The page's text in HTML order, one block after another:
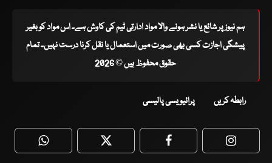
ہم نیوز پر شائع یا نشر ہونے والا مواد ادارتی ٹیم کی کاوش ہے۔ اس مواد کو بغیر
پیشگی اجازت کسی بھی صورت میں استعمال یا نقل کرنا درست نہیں۔ تمام
حقوق محفوظ ہیں © 2026
رابطہ کریں پرائیویسی پالیسی
WhatsApp Twitter Facebook